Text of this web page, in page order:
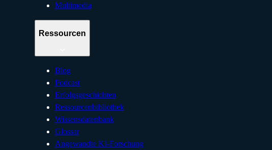
Multimedia
Ressourcen
Blog
Podcast
Erfolgsgeschichten
Ressourcenbibliothek
Wissensdatenbank
Glossar
Angewandte KI-Forschung